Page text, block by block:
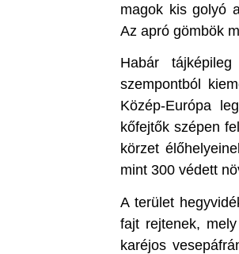
magok kis golyó
Az apró gömbök
Habár
szempontból
Közép-Európa
kőfejtők szépen
körzet
mint 300 védett
A terület
fajt rejtenek,
karéjos